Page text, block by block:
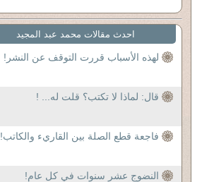
احدث مقالات محمد عبد المجيد
لهذه الأسباب قررت التوقف عن النشر!
قال: لماذا لا تكتب؟ قلت له... !
فاجعة قطع الصلة بين القاريء والكاتب!
النضوج عشر سنوات في كل عام!